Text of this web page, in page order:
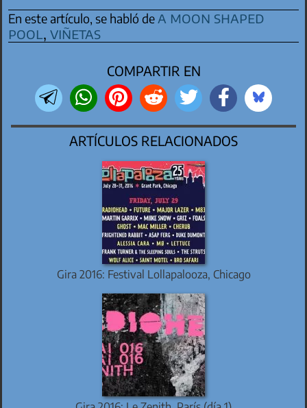
En este artículo, se habló de a moon shaped
pool,viñetas
COMPARTIR EN
ARTÍCULOS RELACIONADOS
Gira 2016: Festival Lollapalooza, Chicago